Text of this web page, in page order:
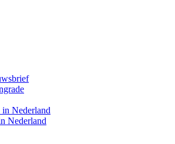
in Nederland
Nederland